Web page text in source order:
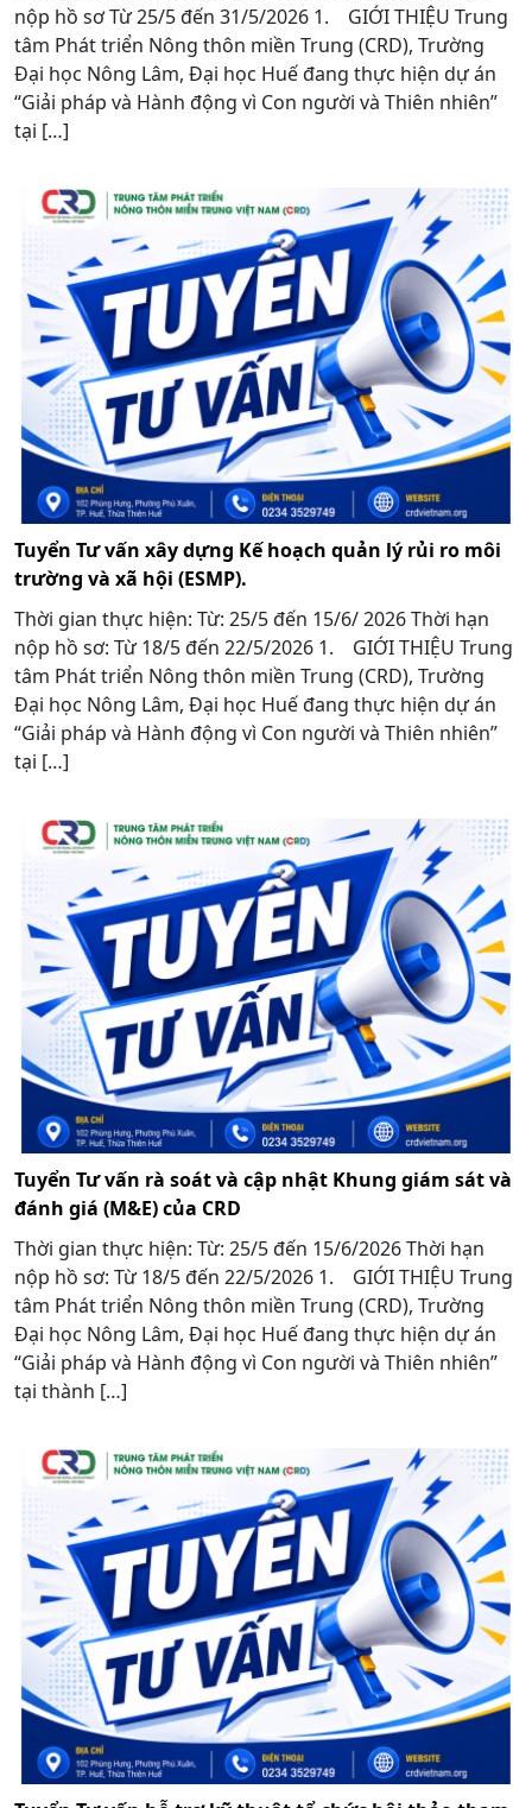
nộp hồ sơ Từ 25/5 đến 31/5/2026 1. GIỚI THIỆU Trung
tâm Phát triển Nông thôn miền Trung (CRD), Trường
Đại học Nông Lâm, Đại học Huế đang thực hiện dự án
“Giải pháp và Hành động vì Con người và Thiên nhiên”
tại […]
Tuyển Tư vấn xây dựng Kế hoạch quản lý rủi ro môi
trường và xã hội (ESMP).
Thời gian thực hiện: Từ: 25/5 đến 15/6/ 2026 Thời hạn
nộp hồ sơ: Từ 18/5 đến 22/5/2026 1. GIỚI THIỆU Trung
tâm Phát triển Nông thôn miền Trung (CRD), Trường
Đại học Nông Lâm, Đại học Huế đang thực hiện dự án
“Giải pháp và Hành động vì Con người và Thiên nhiên”
tại […]
Tuyển Tư vấn rà soát và cập nhật Khung giám sát và
đánh giá (M&E) của CRD
Thời gian thực hiện: Từ: 25/5 đến 15/6/2026 Thời hạn
nộp hồ sơ: Từ 18/5 đến 22/5/2026 1. GIỚI THIỆU Trung
tâm Phát triển Nông thôn miền Trung (CRD), Trường
Đại học Nông Lâm, Đại học Huế đang thực hiện dự án
“Giải pháp và Hành động vì Con người và Thiên nhiên”
tại thành […]